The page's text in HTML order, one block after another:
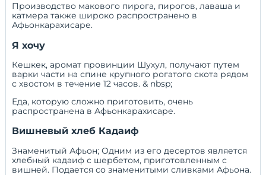
Производство макового пирога, пирогов, лаваша и
катмера также широко распространено в
Афьонкарахисаре.
Я хочу
Кешкек, аромат провинции Шухул, получают путем
варки части на спине крупного рогатого скота рядом
с хвостом в течение 12 часов. & nbsp;
Еда, которую сложно приготовить, очень
распространена в Афьонкарахисаре.
Вишневый хлеб Кадаиф
Знаменитый Афьон; Одним из его десертов является
хлебный кадаиф с шербетом, приготовленным с
вишней. Подается со знаменитыми сливками Афьона.